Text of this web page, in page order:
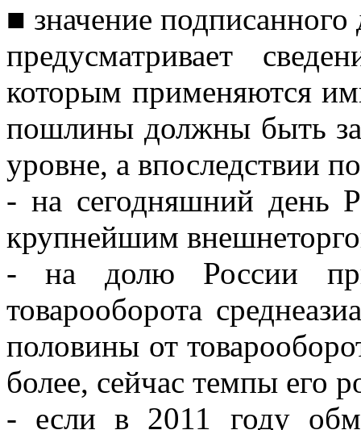
■ значение
предусматривает
которым применяются
пошлины должны быть
уровне, а впоследствии
- на сегодняшний день
крупнейшим
- на долю России
товарооборота
половины от
более, сейчас темпы его
- если в 2011 году